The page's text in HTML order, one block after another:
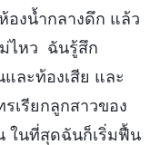
งน้ำกลางดึก แล้ว
ไหว ฉันรู้สึก
ละท้องเสีย และ
เรียกลูกสาวของ
ในที่สุดฉันก็เริ่มฟื้น